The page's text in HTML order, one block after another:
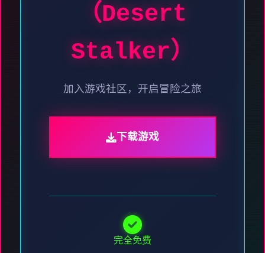
（Desert
Stalker）
加入游戏社区，开启冒险之旅
下载游戏
完全免费